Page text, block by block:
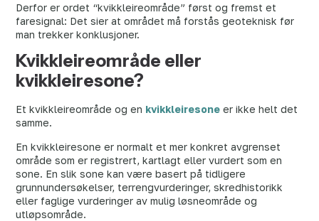
Derfor er ordet “kvikkleireområde” først og fremst et
faresignal: Det sier at området må forstås geoteknisk før
man trekker konklusjoner.
Kvikkleireområde eller
kvikkleiresone?
Et kvikkleireområde og en kvikkleiresone er ikke helt det
samme.
En kvikkleiresone er normalt et mer konkret avgrenset
område som er registrert, kartlagt eller vurdert som en
sone. En slik sone kan være basert på tidligere
grunnundersøkelser, terrengvurderinger, skredhistorikk
eller faglige vurderinger av mulig løsneområde og
utløpsområde.